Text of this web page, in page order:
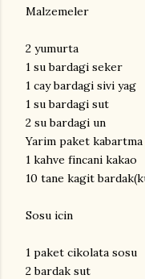
Malzemeler
2 yumurta
1 su bardagi seker
1 cay bardagi sivi yag
1 su bardagi sut
2 su bardagi un
Yarim paket
1 kahve fincani kakao
10 tane kagit
Sosu icin
1 paket cikolata sosu
2 bardak sut